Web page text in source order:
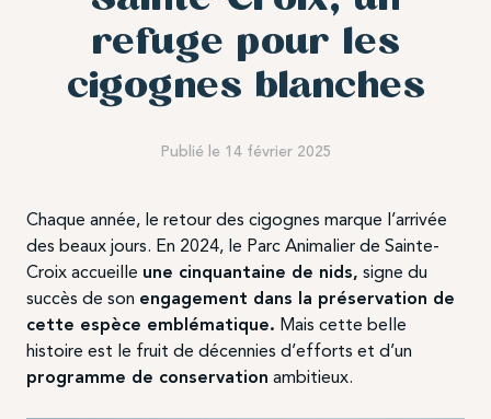
refuge pour les
cigognes blanches
Publié le 14 février 2025
Chaque année, le retour des cigognes marque l’arrivée
des beaux jours. En 2024, le Parc Animalier de Sainte-
Croix accueille une cinquantaine de nids, signe du
succès de son engagement dans la préservation de
cette espèce emblématique. Mais cette belle
histoire est le fruit de décennies d’efforts et d’un
programme de conservation ambitieux.